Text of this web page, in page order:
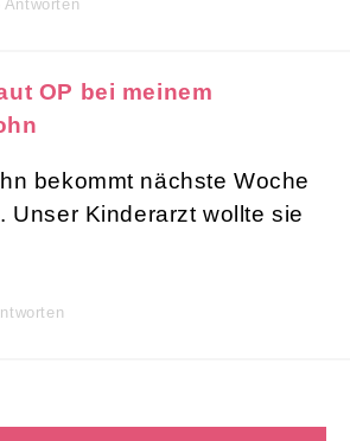
Antworten
OP bei meinem
bekommt nächste Woche
Unser Kinderarzt wollte sie